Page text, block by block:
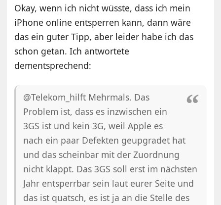
Okay, wenn ich nicht wüsste, dass ich mein
iPhone online entsperren kann, dann wäre
das ein guter Tipp, aber leider habe ich das
schon getan. Ich antwortete
dementsprechend:
@Telekom_hilft Mehrmals. Das
Problem ist, dass es inzwischen ein
3GS ist und kein 3G, weil Apple es
nach ein paar Defekten geupgradet hat
und das scheinbar mit der Zuordnung
nicht klappt. Das 3GS soll erst im nächsten
Jahr entsperrbar sein laut eurer Seite und
das ist quatsch, es ist ja an die Stelle des